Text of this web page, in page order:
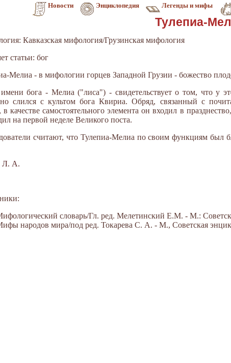
Новости Энциклопедия Легенды и мифы
Тулепиа-
Кавказская мифология/Грузинская мифология
статьи: бог
Мелиа - в мифологии горцев Западной Грузии - божество
имени бога - Мелиа ("лиса") - свидетельствует о том, что у
слился с культом бога Квириа. Обряд, связанный с
качестве самостоятельного элемента он входил в
на первой неделе Великого поста.
считают, что Тулепиа-Мелиа по своим функциям был
Л. А.
словарь/Гл. ред. Мелетинский Е.М. - М.:
народов мира/под ред. Токарева С. А. - М., Советская